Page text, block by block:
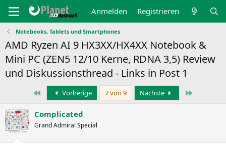
Anmelden Registrieren
Notebooks, Tablets und Smartphones
AMD Ryzen AI 9 HX3XX/HX4XX Notebook &
Mini PC (ZEN5 12/10 Kerne, RDNA 3,5) Review
und Diskussionsthread - Links in Post 1
Erste Vorherige 7 von 9 Nächste
Complicated
Grand Admiral Special